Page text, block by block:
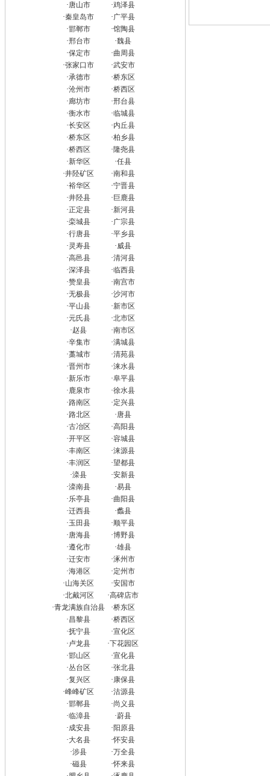
·唐山市 ·鸡泽县
·秦皇岛市 ·广平县
·邯郸市 ·馆陶县
·邢台市 ·魏县
·保定市 ·曲周县
·张家口市 ·武安市
·承德市 ·桥东区
·沧州市 ·桥西区
·廊坊市 ·邢台县
·衡水市 ·临城县
·长安区 ·内丘县
·桥东区 ·柏乡县
·桥西区 ·隆尧县
·新华区 ·任县
·井陉矿区 ·南和县
·裕华区 ·宁晋县
·井陉县 · 巨鹿县
·正定县 ·新河县
·栾城县 ·广宗县
·行唐县 ·平乡县
·灵寿县 ·威县
·高邑县 ·清河县
·深泽县 ·临西县
·赞皇县 ·南宫市
·无极县 ·沙河市
·平山县 ·新市区
·元氏县 ·北市区
·赵县 ·南市区
·辛集市 ·满城县
·藁城市 ·清苑县
·晋州市 ·涞水县
·新乐市 ·阜平县
·鹿泉市 ·徐水县
·路南区 ·定兴县
·路北区 ·唐县
·古冶区 ·高阳县
·开平区 ·容城县
·丰南区 ·涞源县
·丰润区 ·望都县
·滦县 ·安新县
·滦南县 ·易县
·乐亭县 ·曲阳县
·迁西县 ·蠡县
·玉田县 ·顺平县
·唐海县 ·博野县
·遵化市 ·雄县
·迁安市 ·涿州市
·海港区 ·定州市
·山海关区 ·安国市
·北戴河区 ·高碑店市
·青龙满族自治县 ·桥东区
·昌黎县 ·桥西区
·抚宁县 ·宣化区
·卢龙县 ·下花园区
·邯山区 ·宣化县
·丛台区 ·张北县
·复兴区 ·康保县
·峰峰矿区 ·沽源县
·邯郸县 ·尚义县
·临漳县 ·蔚县
·成安县 · 阳原县
·大名县 ·怀安县
·涉县 ·万全县
·磁县 ·怀来县